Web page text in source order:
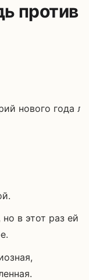
против
в этот раз ей